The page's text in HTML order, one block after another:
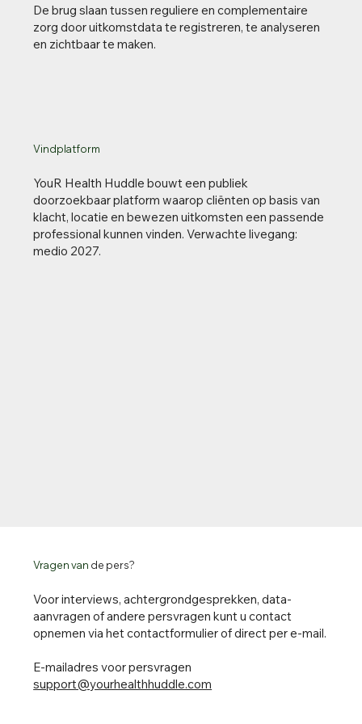
De brug slaan tussen reguliere en complementaire
zorg door uitkomstdata te registreren, te analyseren
en zichtbaar te maken.
Vindplatform
YouR Health Huddle bouwt een publiek
doorzoekbaar platform waarop cliënten op basis van
klacht, locatie en bewezen uitkomsten een passende
professional kunnen vinden. Verwachte livegang:
medio 2027.
Vragen van de pers?
Voor interviews, achtergrondgesprekken, data-
aanvragen of andere persvragen kunt u contact
opnemen via het contactformulier of direct per e-mail.
E-mailadres voor persvragen
support@yourhealthhuddle.com